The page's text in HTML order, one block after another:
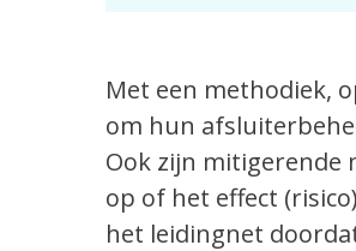
Met een methodiek,
om hun
Ook zijn mitigerende
op of het effect
het leidingnet